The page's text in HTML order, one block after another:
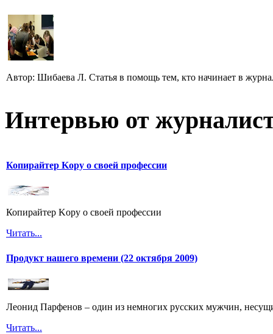
Автор: Шибаева Л. Статья в помощь тем, кто начинает в
Интервью от
Копирайтер Kopy о своей профессии
Копирайтер Kopy о своей профессии
Читать...
Продукт нашего времени (22 октября 2009)
Леонид Парфенов – один из немногих русских мужчин,
Читать...